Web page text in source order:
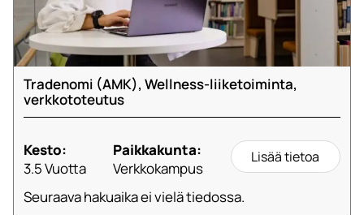
Tradenomi (AMK), Wellness-liiketoiminta,
verkkototeutus
Kesto:
3.5 Vuotta
Paikkakunta:
Verkkokampus
Lisää tietoa
Seuraava hakuaika ei vielä tiedossa.